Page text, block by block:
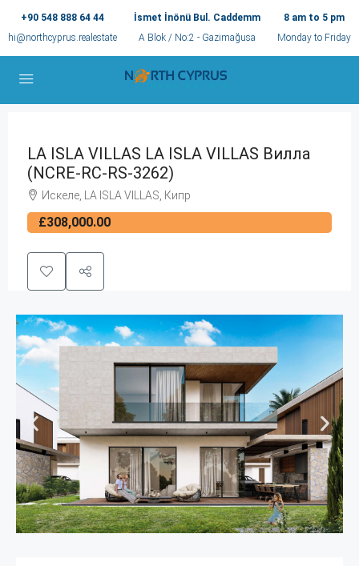
+90 548 888 64 44
hi@northcyprus.realestate
İsmet İnönü Bul. Caddemm
A Blok / No:2 - Gazimağusa
8 am to 5 pm
Monday to Friday
LA ISLA VILLAS LA ISLA VILLAS Вилла
(NCRE-RC-RS-3262)
Искеле, LA ISLA VILLAS, Кипр
£308,000.00